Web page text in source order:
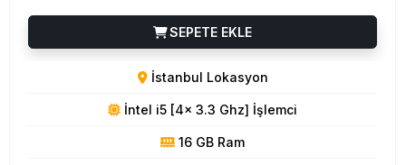
SEPETE EKLE
İstanbul Lokasyon
İntel i5 [4x 3.3 Ghz] İşlemci
16 GB Ram